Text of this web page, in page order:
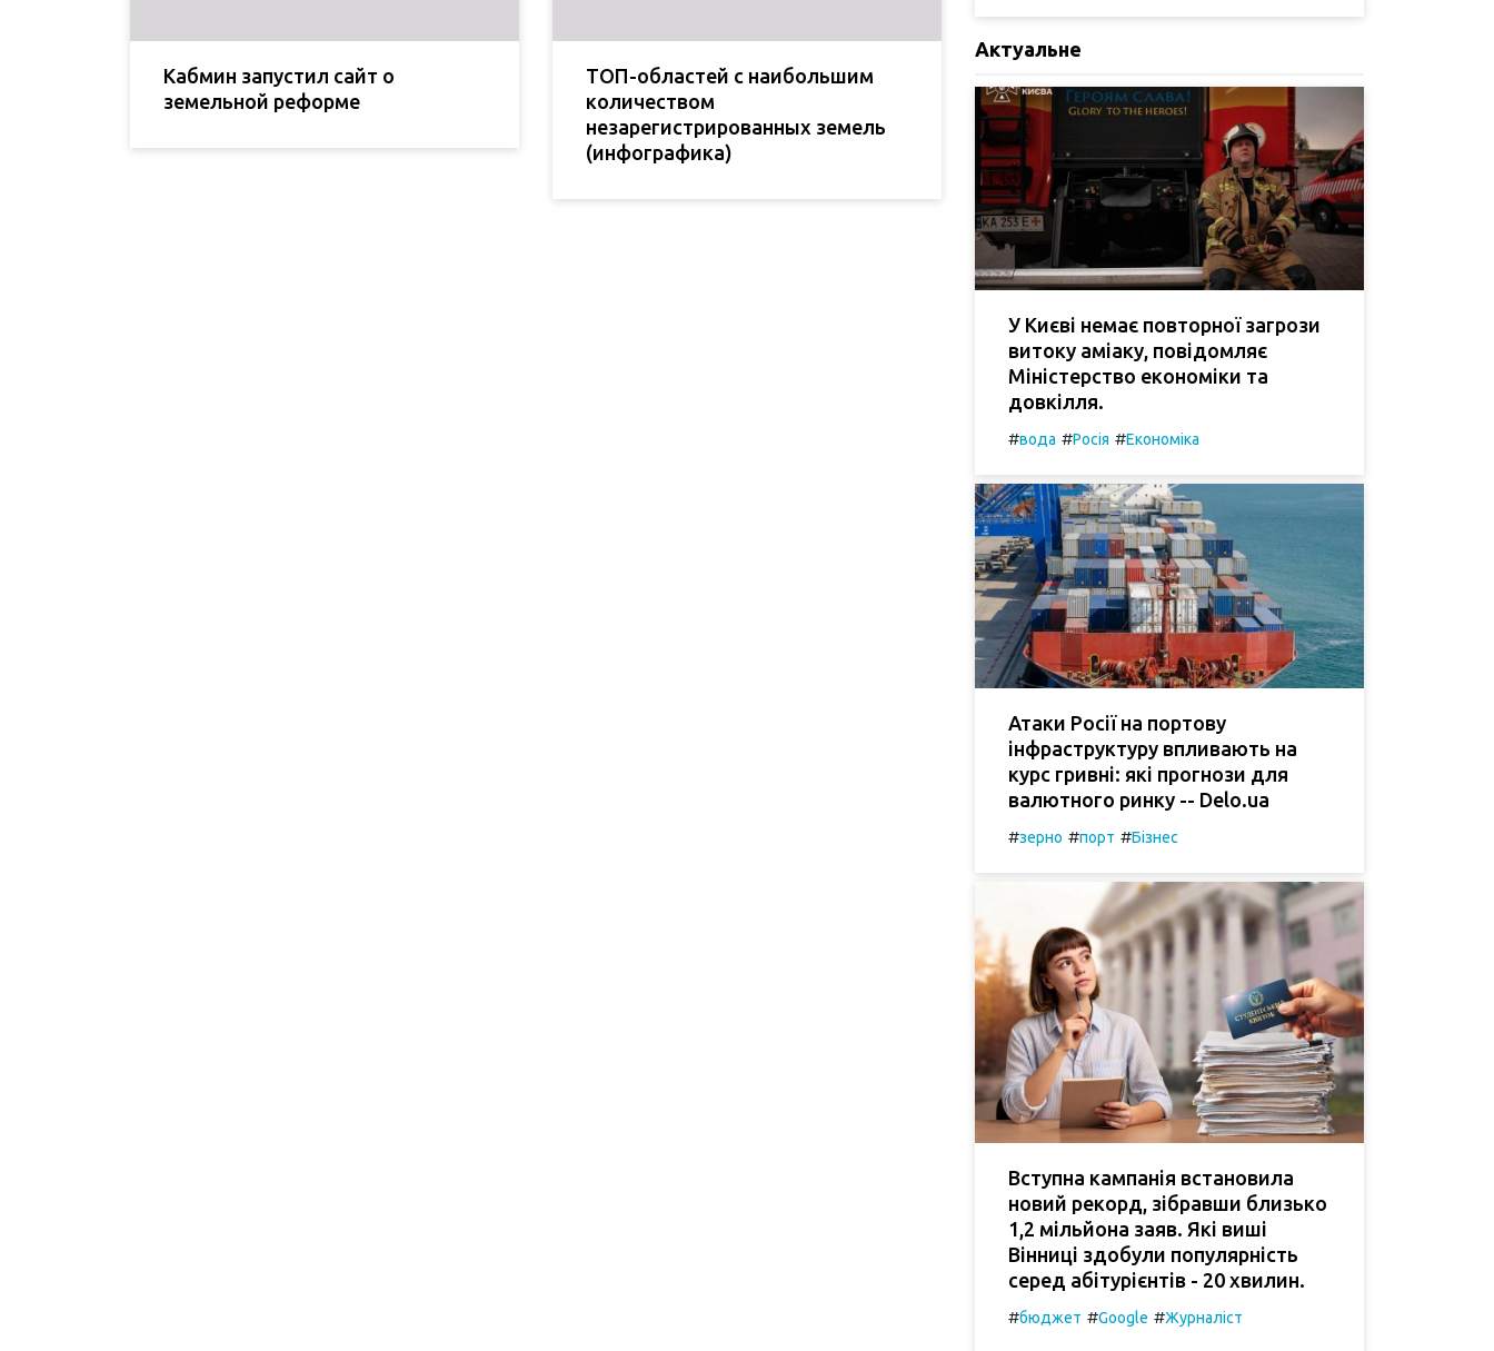
Кабмин запустил сайт о
земельной реформе
ТОП-областей с наибольшим
количеством
незарегистрированных земель
(инфографика)
Актуальне
У Києві немає повторної загрози
витоку аміаку, повідомляє
Міністерство економіки та
довкілля.
#вода #Росія #Економіка
Атаки Росії на портову
інфраструктуру впливають на
курс гривні: які прогнози для
валютного ринку -- Delo.ua
#зерно #порт #Бізнес
Вступна кампанія встановила
новий рекорд, зібравши близько
1,2 мільйона заяв. Які виші
Вінниці здобули популярність
серед абітурієнтів - 20 хвилин.
#бюджет #Google #Журналіст